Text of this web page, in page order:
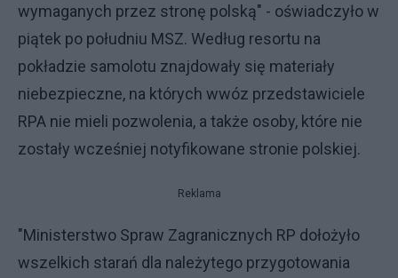
wymaganych przez stronę polską" - oświadczyło w
piątek po południu MSZ. Według resortu na
pokładzie samolotu znajdowały się materiały
niebezpieczne, na których wwóz przedstawiciele
RPA nie mieli pozwolenia, a także osoby, które nie
zostały wcześniej notyfikowane stronie polskiej.
Reklama
"Ministerstwo Spraw Zagranicznych RP dołożyło
wszelkich starań dla należytego przygotowania